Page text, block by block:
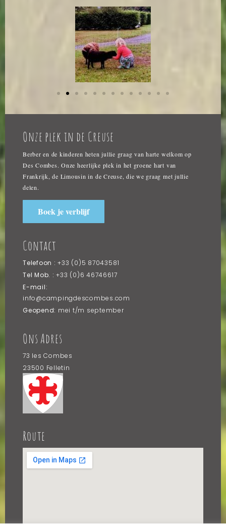
Onze plek in de Creuse
Berber en de kinderen heten jullie graag van harte welkom op
Des Combes. Onze heerlijke plek in het groene hart van
Frankrijk, de Limousin in de Creuse, die we graag met jullie
delen.
Boek je verblijf
Contact
Telefoon : +33 (0)5 87043581
Tel Mob. : +33 (0)6 46746617
E-mail:
info@campingdescombes.com
Geopend: mei t/m september
Ons Adres
73 les Combes
23500 Felletin
Frankrijk
Route